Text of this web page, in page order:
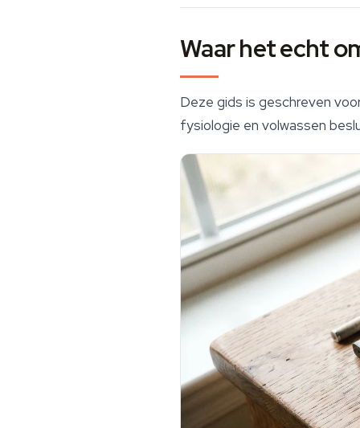
Waar het echt
Deze gids is geschreven
fysiologie en volwassen